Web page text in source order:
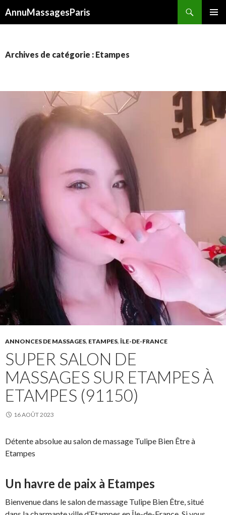
AnnuMassagesParis
Archives de catégorie : Etampes
ANNONCES DE MASSAGES, ETAMPES, ÎLE-DE-FRANCE
SUPER SALON DE
MASSAGES SUR ETAMPES À
ETAMPES (91150)
16 AOÛT 2023
Détente absolue au salon de massage Tulipe Bien Être à
Etampes
Un havre de paix à Etampes
Bienvenue dans le salon de massage Tulipe Bien Être, situé